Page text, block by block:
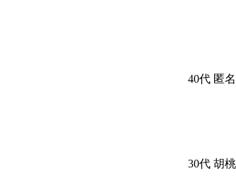
40代 匿名
30代 胡桃